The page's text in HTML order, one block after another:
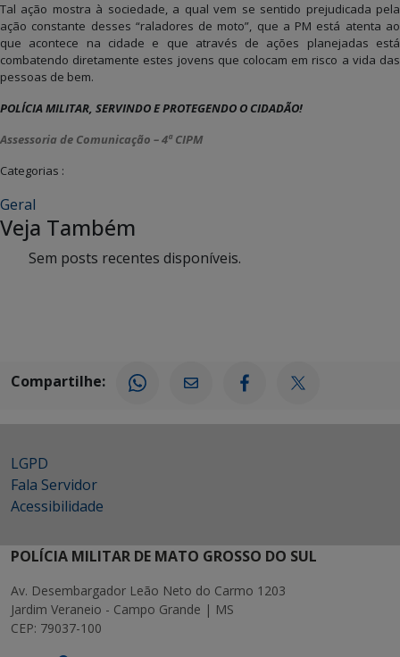
Tal ação mostra à sociedade, a qual vem se sentido prejudicada pela
ação constante desses “raladores de moto”, que a PM está atenta ao
que acontece na cidade e que através de ações planejadas está
combatendo diretamente estes jovens que colocam em risco a vida das
pessoas de bem.
POLÍCIA MILITAR, SERVINDO E PROTEGENDO O CIDADÃO!
Assessoria de Comunicação – 4ª CIPM
Categorias :
Geral
Veja Também
Sem posts recentes disponíveis.
Compartilhe:
LGPD
Fala Servidor
Acessibilidade
POLÍCIA MILITAR DE MATO GROSSO DO SUL
Av. Desembargador Leão Neto do Carmo 1203
Jardim Veraneio - Campo Grande | MS
CEP: 79037-100